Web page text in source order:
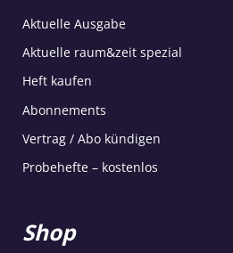
Aktuelle Ausgabe
Aktuelle raum&zeit spezial
Heft kaufen
Abonnements
Vertrag / Abo kündigen
Probehefte – kostenlos
Shop